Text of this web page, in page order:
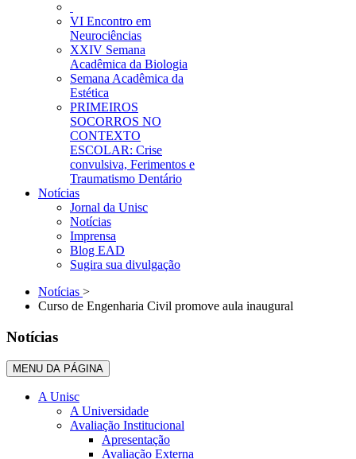
VI Encontro em
Neurociências
XXIV Semana
Acadêmica da Biologia
Semana Acadêmica da
Estética
PRIMEIROS
SOCORROS NO
CONTEXTO
ESCOLAR: Crise
convulsiva, Ferimentos e
Traumatismo Dentário
Notícias
Jornal da Unisc
Notícias
Imprensa
Blog EAD
Sugira sua divulgação
Notícias >
Curso de Engenharia Civil promove aula inaugural
Notícias
MENU DA PÁGINA
A Unisc
A Universidade
Avaliação Institucional
Apresentação
Avaliação Externa